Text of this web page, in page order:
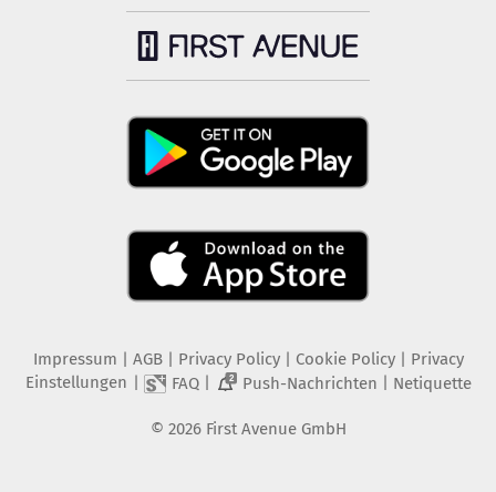
Impressum AGB Privacy Policy| Cookie Policy| Privacy
Einstellungen
FAQ| 2 Push-Nachrichten Netiquette
© 2026 First Avenue GmbH